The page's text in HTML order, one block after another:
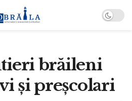
brăileni
și preșcolari